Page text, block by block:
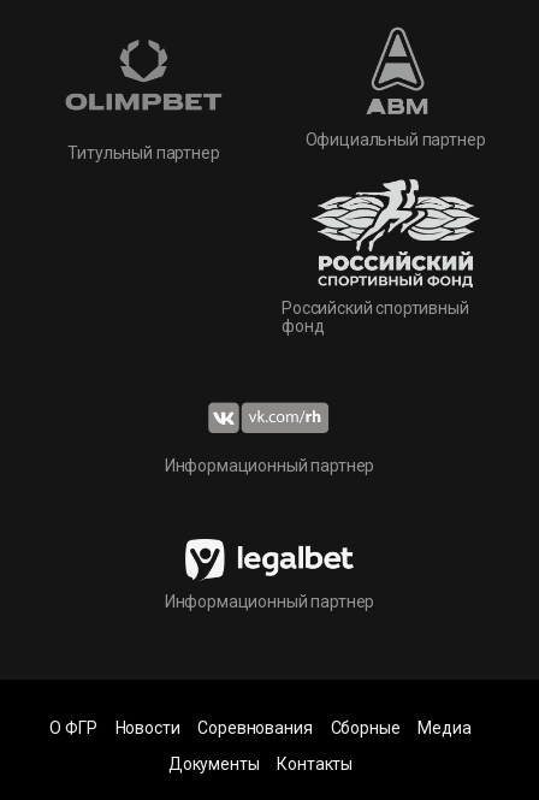
Титульный партнер
Официальный партнер
Российский спортивный
фонд
Информационный партнер
Информационный партнер
О ФГР Новости Соревнования Сборные
Медиа
Документы
Контакты